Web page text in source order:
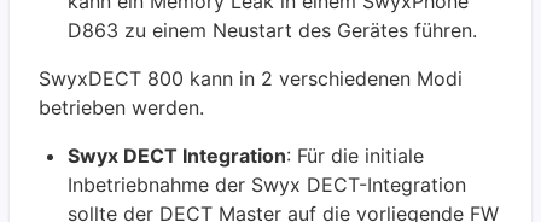
D863 zu einem Neustart des Gerätes führen.
SwyxDECT 800 kann in 2 verschiedenen Modi
betrieben werden.
Swyx DECT Integration: Für die initiale
Inbetriebnahme der Swyx DECT-Integration
sollte der DECT Master auf die vorliegende FW